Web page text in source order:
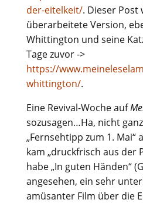
der-eitelkeit/. Dieser Post
überarbeitete Version,
Whittington und seine
Tage zuvor ->
https://
whittington/.
Eine Revival-Woche auf
sozusagen…Ha, nicht
„Fernsehtipp zum 1. Mai“
kam „druckfrisch aus der
habe „In guten Händen“
angesehen, ein sehr
amüsanter Film über die